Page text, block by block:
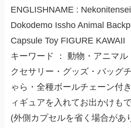
ENGLISHNAME :
Dokodemo Issho Animal
Capsule Toy FIGURE KAWAII
キーワード ： 動物・アニマ
クセサリー・グッズ・バッグ
ゃら・全種ボールチェーン付
ィギュアを入れてお出かけも
(外側カプセルを省く場合があ